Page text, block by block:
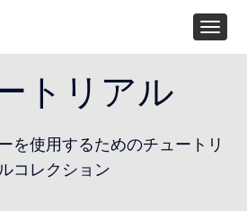
トリアル
を使用するためのチュートリ
コレクション